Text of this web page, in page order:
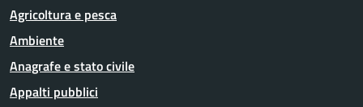
Agricoltura e pesca
Ambiente
Anagrafe e stato civile
Appalti pubblici